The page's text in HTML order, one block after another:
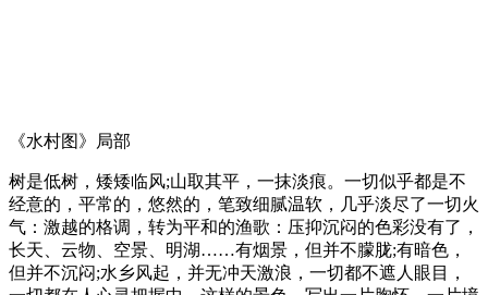
《水村图》局部
树是低树，矮矮临风;山取其平，一抹淡痕。一切似乎都是不
经意的，平常的，悠然的，笔致细腻温软，几乎淡尽了一切火
气：激越的格调，转为平和的渔歌：压抑沉闷的色彩没有了，
长天、云物、空景、明湖……有烟景，但并不朦胧;有暗色，
但并不沉闷;水乡风起，并无冲天激浪，一切都不遮人眼目，